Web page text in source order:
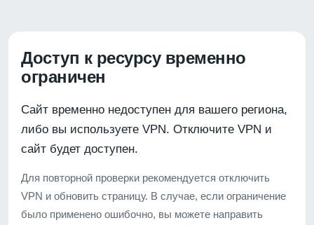
Доступ к ресурсу временно
ограничен
Сайт временно недоступен для вашего региона,
либо вы используете VPN. Отключите VPN и
сайт будет доступен.
Для повторной проверки рекомендуется отключить
VPN и обновить страницу. В случае, если ограничение
было применено ошибочно, вы можете направить